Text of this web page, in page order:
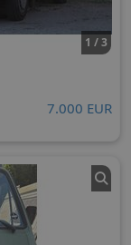
1 / 3
7.000 EUR